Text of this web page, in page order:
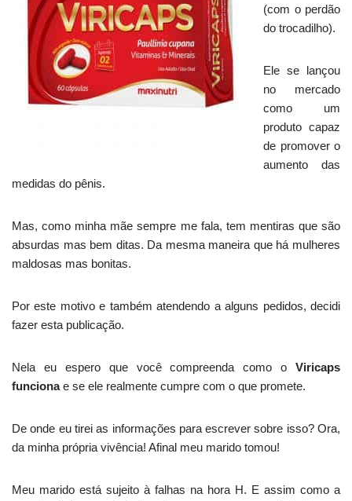
(com o perdão
do trocadilho).
Ele se lançou
no mercado
como um
produto capaz
de promover o
aumento das
medidas do pênis.
Mas, como minha mãe sempre me fala, tem mentiras que são
absurdas mas bem ditas. Da mesma maneira que há mulheres
maldosas mas bonitas.
Por este motivo e também atendendo a alguns pedidos, decidi
fazer esta publicação.
Nela eu espero que você compreenda como o Viricaps
funcionae se ele realmente cumpre com o que promete.
De onde eu tirei as informações para escrever sobre isso? Ora,
da minha própria vivência! Afinal meu marido tomou!
Meu marido está sujeito à falhas na hora H. E assim como a